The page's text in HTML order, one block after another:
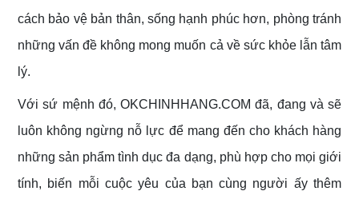
cách bảo vệ bản thân, sống hạnh phúc hơn, phòng tránh
những vấn đề không mong muốn cả về sức khỏe lẫn tâm
lý.
Với sứ mệnh đó, OKCHINHHANG.COM đã, đang và sẽ
luôn không ngừng nỗ lực để mang đến cho khách hàng
những sản phẩm tình dục đa dạng, phù hợp cho mọi giới
tính, biến mỗi cuộc yêu của bạn cùng người ấy thêm